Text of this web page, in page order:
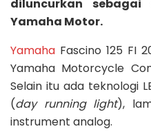
diluncurkan
Yamaha Motor.
Yamaha Fascino 125 FI
Yamaha Motorcycle
Selain itu ada teknologi
(day running light),
instrument analog.